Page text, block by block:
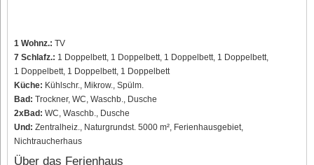
1 Wohnz.: TV
7 Schlafz.: 1 Doppelbett, 1 Doppelbett, 1 Doppelbett, 1 Doppelbett,
1 Doppelbett, 1 Doppelbett, 1 Doppelbett
Küche: Kühlschr., Mikrow., Spülm.
Bad: Trockner, WC, Waschb., Dusche
2xBad: WC, Waschb., Dusche
Und: Zentralheiz., Naturgrundst. 5000 m², Ferienhausgebiet,
Nichtraucherhaus
Über das Ferienhaus